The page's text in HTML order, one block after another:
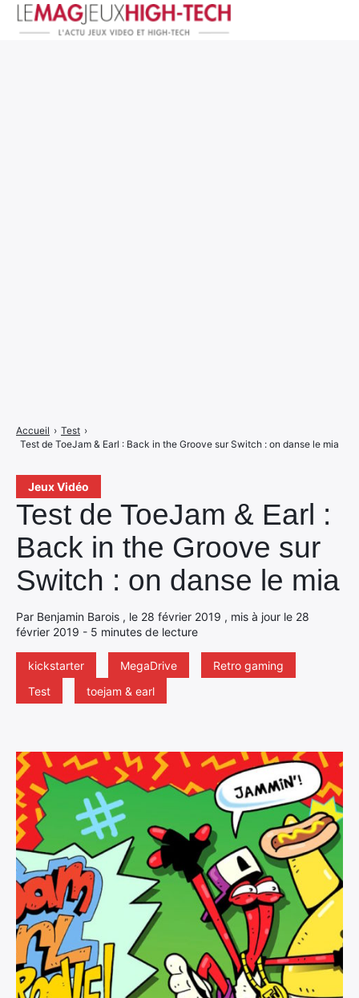
Jeux Vidéo
Test de ToeJam & Earl :
Back in the Groove sur
Switch : on danse le mia
Par Benjamin Barois , le 28 février 2019 , mis à jour le 28
février 2019 - 5 minutes de lecture
kickstarter MegaDrive
Retro gaming
Test
toejam & earl
Accueil › Test ›
Test de ToeJam & Earl : Back in the Groove sur Switch : on danse le mia